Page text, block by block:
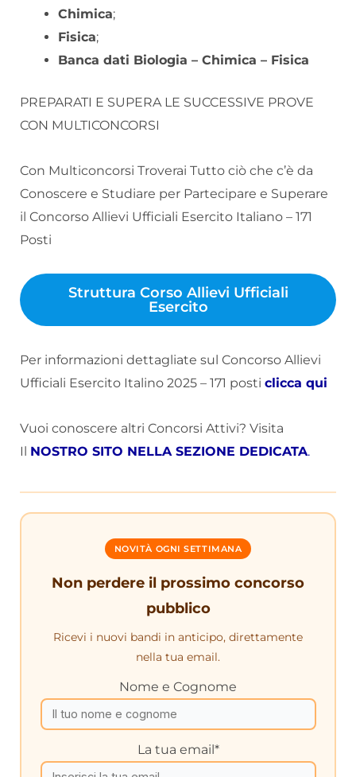
Chimica;
Fisica;
Banca dati Biologia – Chimica – Fisica
PREPARATI E SUPERA LE SUCCESSIVE PROVE
CON MULTICONCORSI
Con Multiconcorsi Troverai Tutto ciò che c’è da
Conoscere e Studiare per Partecipare e Superare
il Concorso Allievi Ufficiali Esercito Italiano – 171
Posti
Struttura Corso Allievi Ufficiali
Esercito
Per informazioni dettagliate sul Concorso Allievi
Ufficiali Esercito Italino 2025 – 171 posti clicca qui
Vuoi conoscere altri Concorsi Attivi? Visita
Il NOSTRO SITO NELLA SEZIONE DEDICATA.
NOVITÀ OGNI SETTIMANA
Non perdere il prossimo concorso
pubblico
Ricevi i nuovi bandi in anticipo, direttamente
nella tua email.
Nome e Cognome
La tua email*